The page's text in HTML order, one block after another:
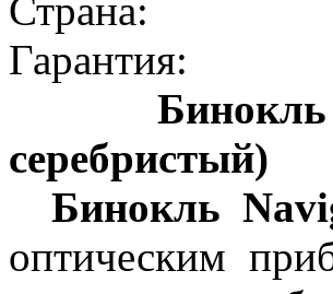
Страна:
Гарантия:
серебристый)
Бинокль
оптическим